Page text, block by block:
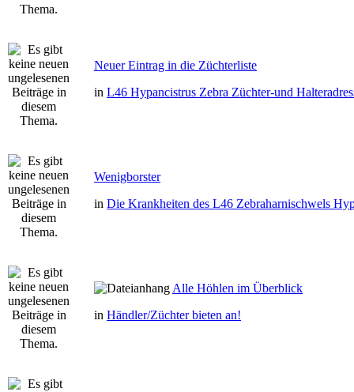
Neuer Eintrag in die Züchterliste
in L46 Hypancistrus Zebra Züchter-und
Wenigborster
in Die Krankheiten des L46 Zebraharnischwels
Alle Höhlen im Überblick
in Händler/Züchter bieten an!